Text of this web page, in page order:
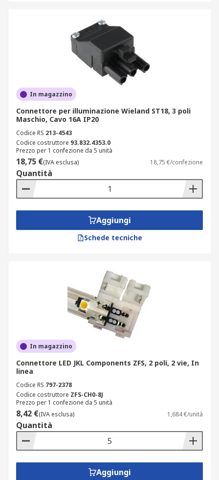
In magazzino
Connettore per illuminazione Wieland ST18, 3 poli
Maschio, Cavo 16A IP20
Codice RS 213-4543
Codice costruttore 93.832.4353.0
Prezzo per 1 confezione da 5 unità
18,75 €(IVA esclusa) 18,75 €/confezione
Quantità
Aggiungi
Schede tecniche
In magazzino
Connettore LED JKL Components ZFS, 2 poli, 2 vie, In
linea
Codice RS 797-2378
Codice costruttore ZFS-CH0-8J
Prezzo per 1 confezione da 5 unità
8,42 €(IVA esclusa) 1,684 €/unità
Quantità
Aggiungi